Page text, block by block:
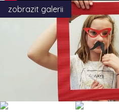
zobrazit galerii